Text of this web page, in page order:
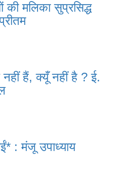
की मलिका सुप्रसिद्ध
हैं, क्यूँ नहीं है ? ई.
: मंजू उपाध्याय